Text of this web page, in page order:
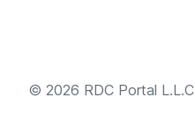
© 2026 RDC Portal L.L.C